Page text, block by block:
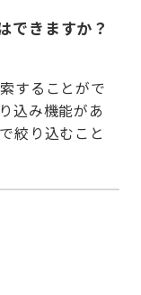
できますか？
することがで
込み機能があ
絞り込むこと